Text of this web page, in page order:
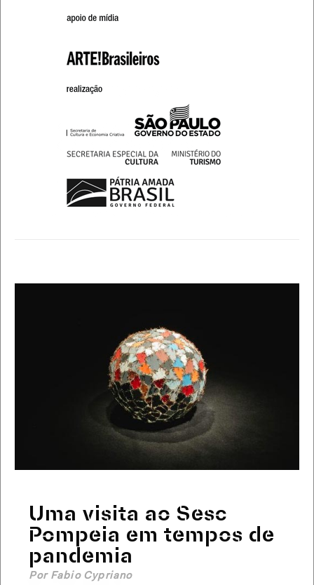
Uma visita ao Sesc
Pompeia em tempos de
pandemia
Por Fabio Cypriano